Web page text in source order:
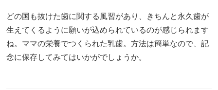
どの国も抜けた歯に関する風習があり、きちんと永久歯が
生えてくるように願いが込められているのが感じられます
ね。ママの栄養でつくられた乳歯。方法は簡単なので、記
念に保存してみてはいかがでしょうか。